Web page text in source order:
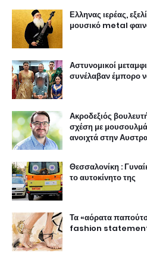
Ελληνας ιερέας,
μουσικό metal
Αστυνομικοί
συνέλαβαν έμπορο
Ακροδεξιός
σχέση με
ανοιχτά στην
Θεσσαλονίκη :
το αυτοκίνητο της
Τα «αόρατα
fashion statement